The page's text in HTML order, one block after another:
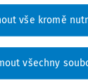
prodej
v obchodním
3 minuty čtení
vše kromě
všechny